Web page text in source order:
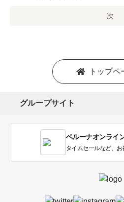
い
次
トップペ
グループサイト
ベルーナオンライ
タイムセールなど、お